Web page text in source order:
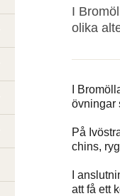
I
olika
I
övningar
På
chins,
I
att få ett